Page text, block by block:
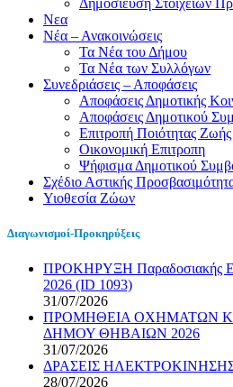
Νεα
Νέα – Ανακοινώσεις
Τα Νέα του Δήμου
Τα Νέα των Συλλόγων
Συνεδριάσεις – Αποφάσεις
Αποφάσεις Δημοτικής
Αποφάσεις Δημοτικού
Επιτροπή Ποιότητας Ζωής
Οικονομική Επιτροπη
Ψήφισμα Δημοτικού
Σχέδιο Αστικής
Υιοθεσία Ζώων
Διαγωνισμοί-Προκηρύξεις
ΠΡΟΚΗΡΥΞΗ Παραδοσιακής
2026 (ID 1093)
31/07/2026
ΠΡΟΜΗΘΕΙΑ ΟΧΗΜΑΤΩΝ
ΔΗΜΟΥ ΘΗΒΑΙΩΝ 2026
31/07/2026
ΔΡΑΣΕΙΣ
28/07/2026